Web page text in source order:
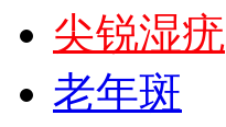
尖锐湿疣
老年斑